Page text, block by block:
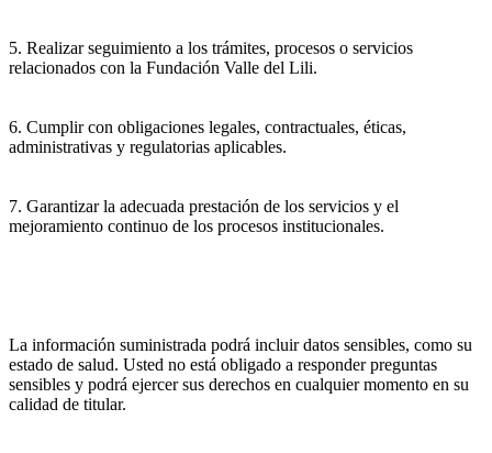
5. Realizar seguimiento a los trámites, procesos o servicios
relacionados con la Fundación Valle del Lili.
6. Cumplir con obligaciones legales, contractuales, éticas,
administrativas y regulatorias aplicables.
7. Garantizar la adecuada prestación de los servicios y el
mejoramiento continuo de los procesos institucionales.
La información suministrada podrá incluir datos sensibles, como su
estado de salud. Usted no está obligado a responder preguntas
sensibles y podrá ejercer sus derechos en cualquier momento en su
calidad de titular.